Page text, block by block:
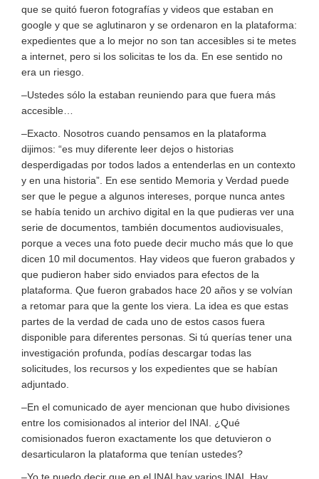
que se quitó fueron fotografías y videos que estaban en
google y que se aglutinaron y se ordenaron en la plataforma:
expedientes que a lo mejor no son tan accesibles si te metes
a internet, pero si los solicitas te los da. En ese sentido no
era un riesgo.
–Ustedes sólo la estaban reuniendo para que fuera más
accesible…
–Exacto. Nosotros cuando pensamos en la plataforma
dijimos: “es muy diferente leer dejos o historias
desperdigadas por todos lados a entenderlas en un contexto
y en una historia”. En ese sentido Memoria y Verdad puede
ser que le pegue a algunos intereses, porque nunca antes
se había tenido un archivo digital en la que pudieras ver una
serie de documentos, también documentos audiovisuales,
porque a veces una foto puede decir mucho más que lo que
dicen 10 mil documentos. Hay videos que fueron grabados y
que pudieron haber sido enviados para efectos de la
plataforma. Que fueron grabados hace 20 años y se volvían
a retomar para que la gente los viera. La idea es que estas
partes de la verdad de cada uno de estos casos fuera
disponible para diferentes personas. Si tú querías tener una
investigación profunda, podías descargar todas las
solicitudes, los recursos y los expedientes que se habían
adjuntado.
–En el comunicado de ayer mencionan que hubo divisiones
entre los comisionados al interior del INAI. ¿Qué
comisionados fueron exactamente los que detuvieron o
desarticularon la plataforma que tenían ustedes?
–Yo te puedo decir que en el INAI hay varios INAI. Hay